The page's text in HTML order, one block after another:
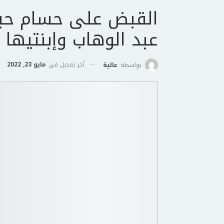
القبض على حسام
عبد الوهاب وإبنتيها
بواسطة عالية أخر تعديل في مايو 23, 2022